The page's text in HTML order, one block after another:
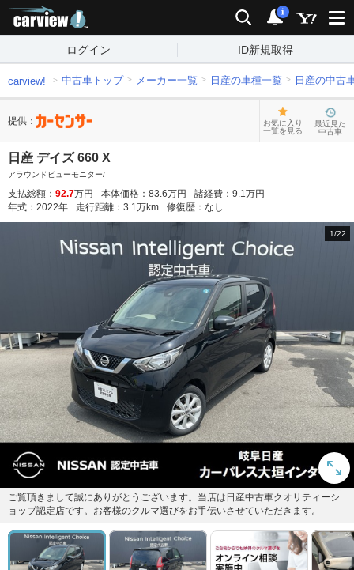
検索 通知
i
ログイン ID新規取得
carview! 中古車トップ メーカー一覧 日産の車種一覧 日産の中古
提供：
お気に入り
一覧を見る
最近見た
中古車
日産 デイズ 660 X
アラウンドビューモニター/
支払総額： 92.7万円 本体価格： 83.6万円 諸経費： 9.1万円
年式： 2022年 走行距離： 3.1万km 修復歴： なし
1/22
ご覧頂きまして誠にありがとうございます。当店は日産中古車クオリティーシ
ョップ認定店です。お客様のクルマ選びをお手伝いさせていただきます。